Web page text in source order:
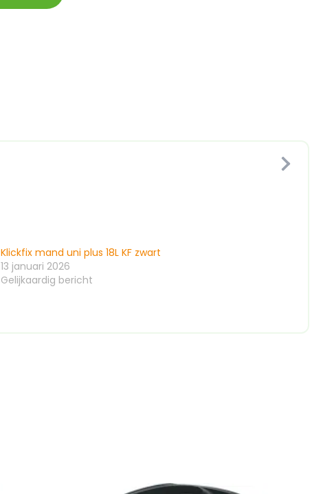
Klickfix mand uni plus 18L KF zwart
13 januari 2026
Gelijkaardig bericht